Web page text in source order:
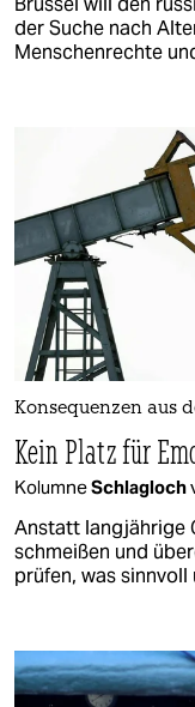
der Suche nach
Menschenrechte
Konsequenzen aus
Kein Platz für
KolumneSchlagloch
Anstatt langjährige
schmeißen und
prüfen, was